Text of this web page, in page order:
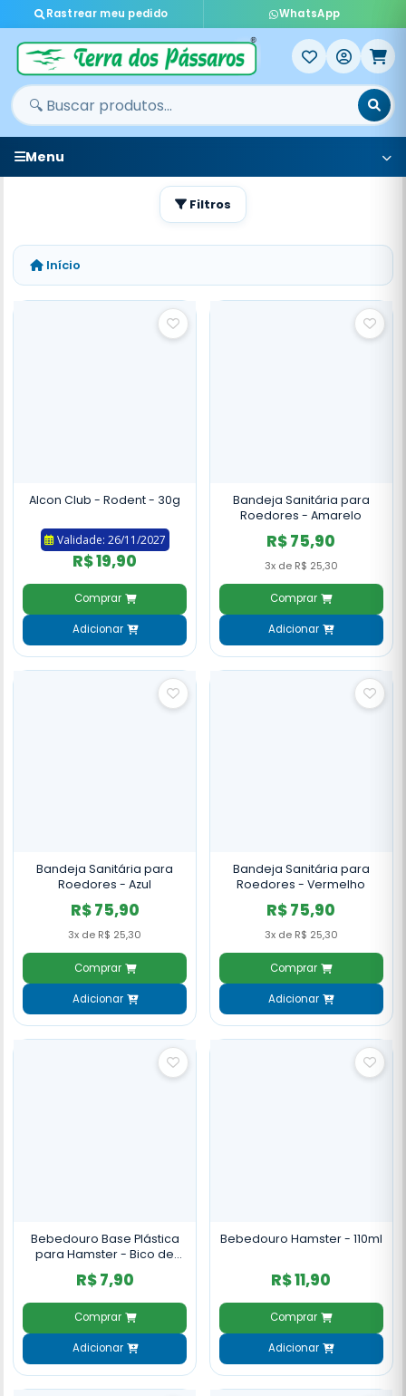
Rastrear meu pedido WhatsApp
Menu
Filtros
Início
Alcon Club - Rodent - 30g
Validade: 26/11/2027
R$ 19,90
Comprar
Adicionar
Bandeja Sanitária para
Roedores - Amarelo
R$ 75,90
3x de R$ 25,30
Comprar
Adicionar
Bandeja Sanitária para
Roedores - Azul
R$ 75,90
3x de R$ 25,30
Comprar
Adicionar
Bandeja Sanitária para
Roedores - Vermelho
R$ 75,90
3x de R$ 25,30
Comprar
Adicionar
Bebedouro Base Plástica
para Hamster - Bico de
Vidro - 60ml
R$ 7,90
Comprar
Adicionar
Bebedouro Hamster - 110ml
R$ 11,90
Comprar
Adicionar